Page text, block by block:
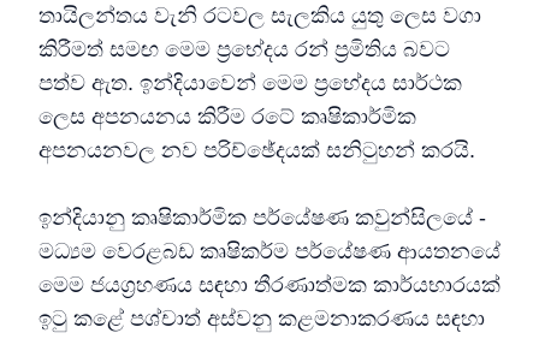
තායිලන්තය වැනි රටවල සැලකිය යුතු ලෙස වගා
කිරීමත් සමඟ මෙම ප්‍රභේදය රන් ප්‍රමිතිය බවට
පත්ව ඇත. ඉන්දියාවෙන් මෙම ප්‍රභේදය සාර්ථක
ලෙස අපනයනය කිරීම රටේ කෘෂිකාර්මික
අපනයනවල නව පරිච්ඡේදයක් සනිටුහන් කරයි.
ඉන්දියානු කෘෂිකාර්මික පර්යේෂණ කවුන්සිලයේ -
මධ්‍යම වෙරළබඩ කෘෂිකර්ම පර්යේෂණ ආයතනයේ
මෙම ජයග්‍රහණය සඳහා තීරණාත්මක කාර්යභාරයක්
ඉටු කළේ පශ්චාත් අස්වනු කළමනාකරණය සඳහා